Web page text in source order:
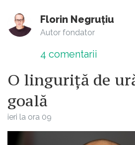
Florin Negruțiu
Autor fondator
4 comentarii
O linguriță de
goală
ieri la ora 09